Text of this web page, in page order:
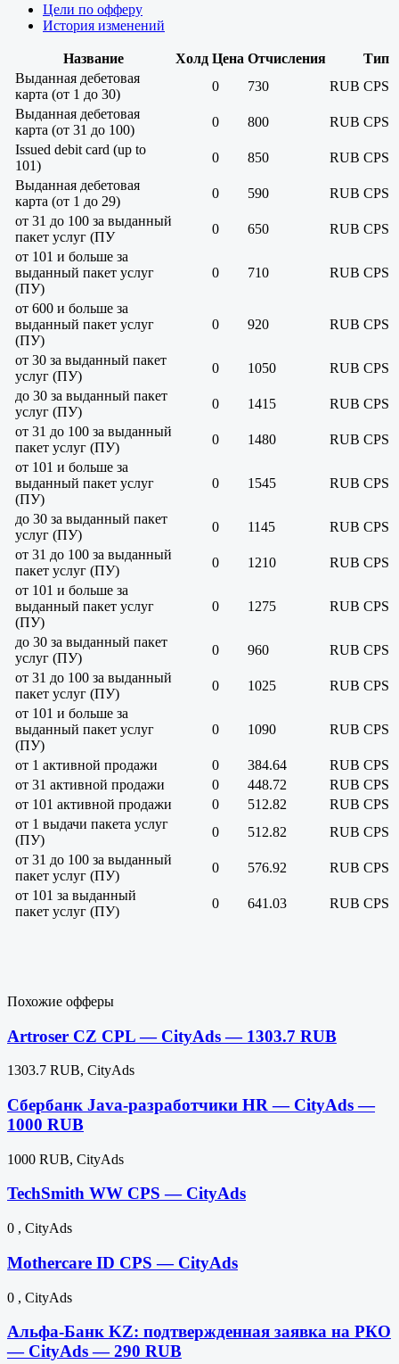
Цели по офферу
История изменений
Название Холд Цена Отчисления
Тип
Выданная дебетовая
карта (от 1 до 30)
0 730 RUB CPS
Выданная дебетовая
карта (от 31 до 100)
0 800 RUB CPS
Issued debit card (up to
101)
0 850 RUB CPS
Выданная дебетовая
карта (от 1 до 29)
0 590 RUB CPS
от 31 до 100 за выданный
пакет услуг (ПУ
0 650 RUB CPS
от 101 и больше за
выданный пакет услуг
(ПУ)
0 710 RUB CPS
от 600 и больше за
выданный пакет услуг
(ПУ)
0 920 RUB CPS
от 30 за выданный пакет
услуг (ПУ)
0 1050 RUB CPS
до 30 за выданный пакет
услуг (ПУ)
0 1415 RUB CPS
от 31 до 100 за выданный
пакет услуг (ПУ)
0 1480 RUB CPS
от 101 и больше за
выданный пакет услуг
(ПУ)
0 1545 RUB CPS
до 30 за выданный пакет
услуг (ПУ)
0 1145 RUB CPS
от 31 до 100 за выданный
пакет услуг (ПУ)
0 1210 RUB CPS
от 101 и больше за
выданный пакет услуг
(ПУ)
0 1275 RUB CPS
до 30 за выданный пакет
услуг (ПУ)
0 960 RUB CPS
от 31 до 100 за выданный
пакет услуг (ПУ)
0 1025 RUB CPS
от 101 и больше за
выданный пакет услуг
(ПУ)
0 1090 RUB CPS
от 1 активной продажи 0 384.64 RUB CPS
от 31 активной продажи
0 448.72 RUB CPS
от 101 активной продажи
0 512.82 RUB CPS
от 1 выдачи пакета услуг
(ПУ)
0 512.82 RUB CPS
от 31 до 100 за выданный
пакет услуг (ПУ)
0 576.92 RUB CPS
от 101 за выданный
пакет услуг (ПУ)
0 641.03 RUB CPS
Похожие офферы
Artroser CZ CPL — CityAds — 1303.7 RUB
1303.7 RUB, CityAds
Сбербанк Java-разработчики HR — CityAds —
1000 RUB
1000 RUB, CityAds
TechSmith WW CPS — CityAds
0 , CityAds
Mothercare ID CPS — CityAds
0 , CityAds
Альфа-Банк KZ: подтвержденная заявка на РКО
— CityAds — 290 RUB